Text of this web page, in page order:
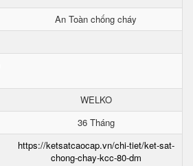
An Toàn chống cháy
WELKO
36 Tháng
https://ketsatcaocap.vn/chi-tiet/ket-sat-
chong-chay-kcc-80-dm